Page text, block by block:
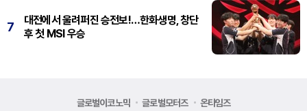
7
대전에서 울려퍼진 승전보!…한화생명, 창단
후 첫 MSI 우승
글로벌이코노믹 글로벌모터즈 온타임즈